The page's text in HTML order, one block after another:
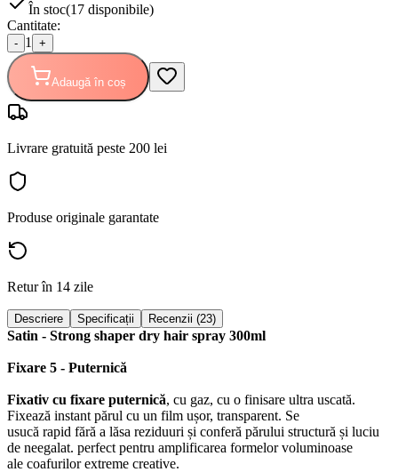
În stoc(17 disponibile)
Cantitate:
- 1 +
Adaugă în coș
Livrare gratuită peste 200 lei
Produse originale garantate
Retur în 14 zile
Descriere Specificații Recenzii (23)
Satin - Strong shaper dry hair spray 300ml
Fixare 5 - Puternică
Fixativ cu fixare puternică, cu gaz, cu o finisare ultra uscată.
Fixează instant părul cu un film ușor, transparent. Se
usucă rapid fără a lăsa reziduuri și conferă părului structură și luciu
de neegalat. perfect pentru amplificarea formelor voluminoase
ale coafurilor extreme creative.